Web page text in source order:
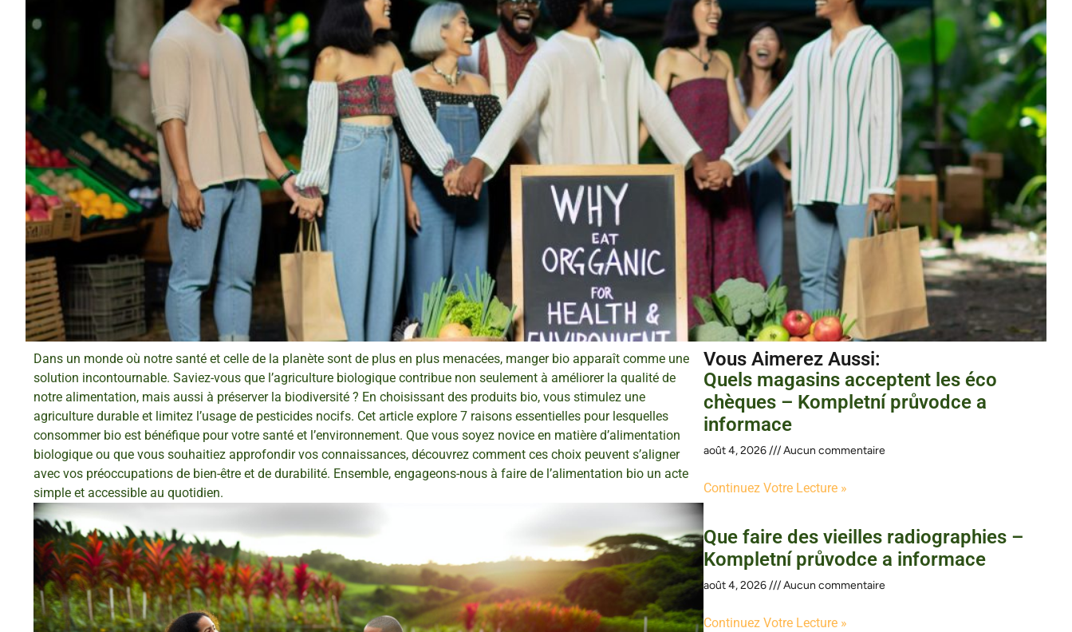
Dans un monde où notre santé et celle de la planète sont de plus en plus menacées, manger bio apparaît comme une
solution incontournable. Saviez-vous que l’agriculture biologique contribue non seulement à améliorer la qualité de
notre alimentation, mais aussi à préserver la biodiversité ? En choisissant des produits bio, vous stimulez une
agriculture durable et limitez l’usage de pesticides nocifs. Cet article explore 7 raisons essentielles pour lesquelles
consommer bio est bénéfique pour votre santé et l’environnement. Que vous soyez novice en matière d’alimentation
biologique ou que vous souhaitiez approfondir vos connaissances, découvrez comment ces choix peuvent s’aligner
avec vos préoccupations de bien-être et de durabilité. Ensemble, engageons-nous à faire de l’alimentation bio un acte
simple et accessible au quotidien.
Vous Aimerez Aussi :
Quels magasins acceptent les éco
chèques – Kompletní průvodce a
informace
août 4, 2026 Aucun commentaire
Continuez Votre Lecture »
Que faire des vieilles radiographies –
Kompletní průvodce a informace
août 4, 2026 Aucun commentaire
Continuez Votre Lecture »